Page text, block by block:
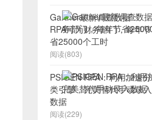
Gartner最新调查数据：
RPA可为财务部门，每年节
省25000个工时
阅读(803)
PSIGEN RPA：利用加速分
类引擎，完美替代手动录入
数据
阅读(229)